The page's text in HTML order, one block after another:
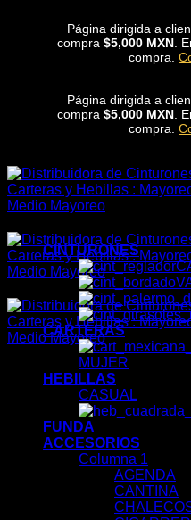
Página dirigida a
compra $5,000 MXN .
compra.
Página dirigida a
compra $5,000 MXN .
compra.
CINTURONES
CARTERAS
MUJER
HEBILLAS
CASUAL
FUNDA
ACCESORIOS
Columna 1
AGENDA
CANTINA